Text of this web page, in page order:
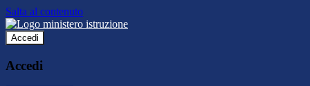
Salta al contenuto
Accedi
Accedi